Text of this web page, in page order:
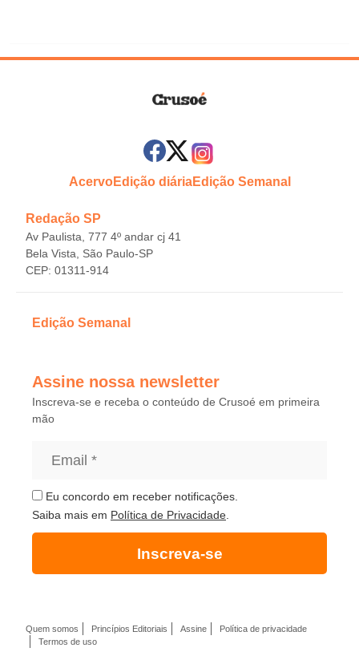
AcervoEdição diáriaEdição Semanal
Redação SP
Av Paulista, 777 4º andar cj 41
Bela Vista, São Paulo-SP
CEP: 01311-914
Edição Semanal
Assine nossa newsletter
Inscreva-se e receba o conteúdo de Crusoé em primeira
mão
Eu concordo em receber notificações.
Saiba mais em Política de Privacidade.
Inscreva-se
Quem somos Princípios Editoriais Assine
Política de privacidade
Termos de uso